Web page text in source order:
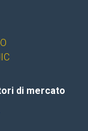
di mercato